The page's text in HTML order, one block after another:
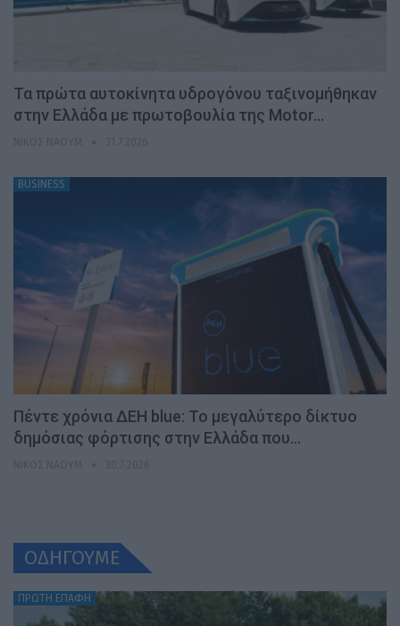
Τα πρώτα αυτοκίνητα υδρογόνου ταξινομήθηκαν
στην Ελλάδα με πρωτοβουλία της Motor…
BUSINESS
Πέντε χρόνια ΔΕΗ blue: Το μεγαλύτερο δίκτυο
δημόσιας φόρτισης στην Ελλάδα που…
ΟΔΗΓΟΥΜΕ
ΠΡΩΤΗ ΕΠΑΦΗ